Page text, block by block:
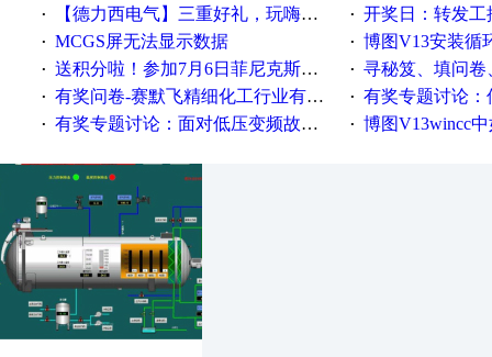
·
【德力西电气】三重好礼，玩嗨夏日！ · 开奖日：转发工控速派
· MCGS屏无法显示数据 · 博图V13安装循环重启
· 送积分啦！参加7月6日菲尼克斯在线研讨会即得 · 寻秘笈、填问卷
· 有奖问卷-赛默飞精细化工行业有奖调查来袭！ · 有奖专题讨论：伺服选择
· 有奖专题讨论：面对低压变频故障，老手是这样解决的！ · 博图V13wincc中如何